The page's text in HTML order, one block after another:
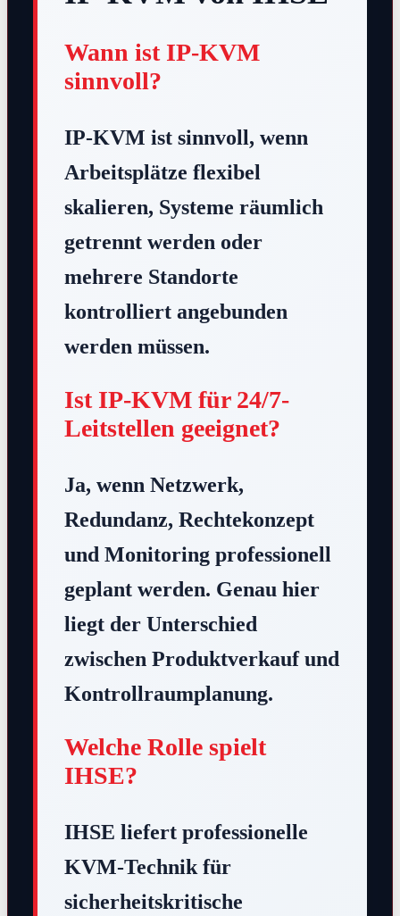
Wann ist IP-KVM
sinnvoll?
IP-KVM ist sinnvoll, wenn
Arbeitsplätze flexibel
skalieren, Systeme räumlich
getrennt werden oder
mehrere Standorte
kontrolliert angebunden
werden müssen.
Ist IP-KVM für 24/7-
Leitstellen geeignet?
Ja, wenn Netzwerk,
Redundanz, Rechtekonzept
und Monitoring professionell
geplant werden. Genau hier
liegt der Unterschied
zwischen Produktverkauf und
Kontrollraumplanung.
Welche Rolle spielt
IHSE?
IHSE liefert professionelle
KVM-Technik für
sicherheitskritische